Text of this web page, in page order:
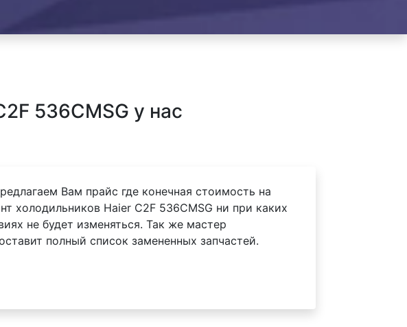
536CMSG у нас
Вам прайс где конечная стоимость на
холодильников Haier C2F 536CMSG ни при каких
не будет изменяться. Так же мастер
полный список замененных запчастей.